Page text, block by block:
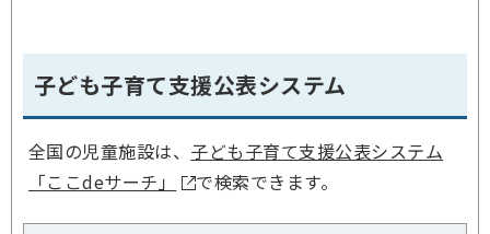
子ども子育て支援公表システム
全国の児童施設は、 子ども子育て支援公表システム
「ここdeサーチ」
で検索できます。